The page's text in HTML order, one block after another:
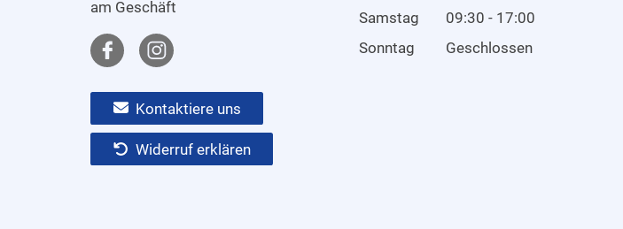
am Geschäft
Kontaktiere uns
Widerruf erklären
Samstag
09:30 - 17:00
Sonntag
Geschlossen